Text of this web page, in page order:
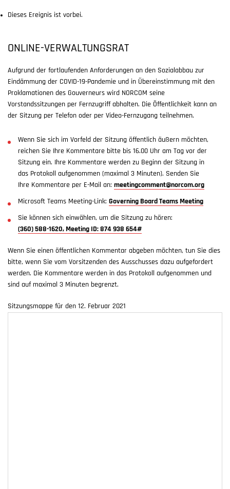
Dieses Ereignis ist vorbei.
ONLINE-VERWALTUNGSRAT
Aufgrund der fortlaufenden Anforderungen an den Sozialabbau zur
Eindämmung der COVID-19-Pandemie und in Übereinstimmung mit den
Proklamationen des Gouverneurs wird NORCOM seine
Vorstandssitzungen per Fernzugriff abhalten. Die Öffentlichkeit kann an
der Sitzung per Telefon oder per Video-Fernzugang teilnehmen.
Wenn Sie sich im Vorfeld der Sitzung öffentlich äußern möchten,
reichen Sie Ihre Kommentare bitte bis 16.00 Uhr am Tag vor der
Sitzung ein. Ihre Kommentare werden zu Beginn der Sitzung in
das Protokoll aufgenommen (maximal 3 Minuten). Senden Sie
Ihre Kommentare per E-Mail an: meetingcomment@norcom.org
Microsoft Teams Meeting-Link: Governing Board Teams Meeting
Sie können sich einwählen, um die Sitzung zu hören:
(360) 588-1620, Meeting ID: 874 938 654#
Wenn Sie einen öffentlichen Kommentar abgeben möchten, tun Sie dies
bitte, wenn Sie vom Vorsitzenden des Ausschusses dazu aufgefordert
werden. Die Kommentare werden in das Protokoll aufgenommen und
sind auf maximal 3 Minuten begrenzt.
Sitzungsmappe für den 12. Februar 2021